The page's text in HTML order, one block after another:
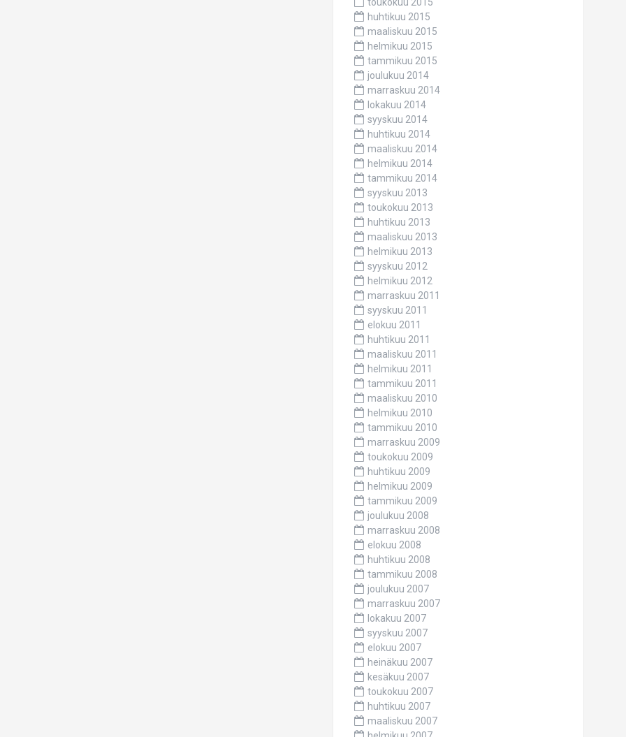
huhtikuu 2015
maaliskuu 2015
helmikuu 2015
tammikuu 2015
joulukuu 2014
marraskuu 2014
lokakuu 2014
syyskuu 2014
huhtikuu 2014
maaliskuu 2014
helmikuu 2014
tammikuu 2014
syyskuu 2013
toukokuu 2013
huhtikuu 2013
maaliskuu 2013
helmikuu 2013
syyskuu 2012
helmikuu 2012
marraskuu 2011
syyskuu 2011
elokuu 2011
huhtikuu 2011
maaliskuu 2011
helmikuu 2011
tammikuu 2011
maaliskuu 2010
helmikuu 2010
tammikuu 2010
marraskuu 2009
toukokuu 2009
huhtikuu 2009
helmikuu 2009
tammikuu 2009
joulukuu 2008
marraskuu 2008
elokuu 2008
huhtikuu 2008
tammikuu 2008
joulukuu 2007
marraskuu 2007
lokakuu 2007
syyskuu 2007
elokuu 2007
heinäkuu 2007
kesäkuu 2007
toukokuu 2007
huhtikuu 2007
maaliskuu 2007